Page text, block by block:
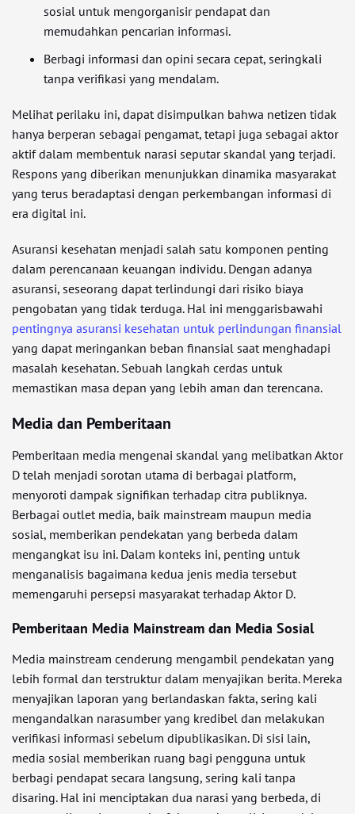
sosial untuk mengorganisir pendapat dan
memudahkan pencarian informasi.
Berbagi informasi dan opini secara cepat, seringkali
tanpa verifikasi yang mendalam.
Melihat perilaku ini, dapat disimpulkan bahwa netizen tidak
hanya berperan sebagai pengamat, tetapi juga sebagai aktor
aktif dalam membentuk narasi seputar skandal yang terjadi.
Respons yang diberikan menunjukkan dinamika masyarakat
yang terus beradaptasi dengan perkembangan informasi di
era digital ini.
Asuransi kesehatan menjadi salah satu komponen penting
dalam perencanaan keuangan individu. Dengan adanya
asuransi, seseorang dapat terlindungi dari risiko biaya
pengobatan yang tidak terduga. Hal ini menggarisbawahi
pentingnya asuransi kesehatan untuk perlindungan finansial
yang dapat meringankan beban finansial saat menghadapi
masalah kesehatan. Sebuah langkah cerdas untuk
memastikan masa depan yang lebih aman dan terencana.
Media dan Pemberitaan
Pemberitaan media mengenai skandal yang melibatkan Aktor
D telah menjadi sorotan utama di berbagai platform,
menyoroti dampak signifikan terhadap citra publiknya.
Berbagai outlet media, baik mainstream maupun media
sosial, memberikan pendekatan yang berbeda dalam
mengangkat isu ini. Dalam konteks ini, penting untuk
menganalisis bagaimana kedua jenis media tersebut
memengaruhi persepsi masyarakat terhadap Aktor D.
Pemberitaan Media Mainstream dan Media Sosial
Media mainstream cenderung mengambil pendekatan yang
lebih formal dan terstruktur dalam menyajikan berita. Mereka
menyajikan laporan yang berlandaskan fakta, sering kali
mengandalkan narasumber yang kredibel dan melakukan
verifikasi informasi sebelum dipublikasikan. Di sisi lain,
media sosial memberikan ruang bagi pengguna untuk
berbagi pendapat secara langsung, sering kali tanpa
disaring. Hal ini menciptakan dua narasi yang berbeda, di